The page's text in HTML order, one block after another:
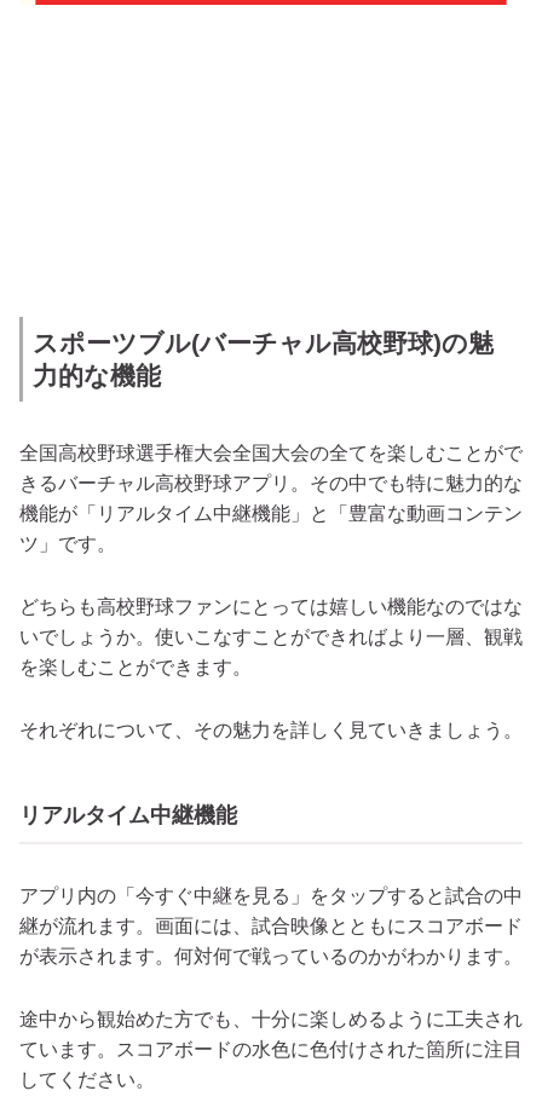
スポーツブル(バーチャル高校野球)の魅
力的な機能
全国高校野球選手権大会全国大会の全てを楽しむことがで
きるバーチャル高校野球アプリ。その中でも特に魅力的な
機能が「リアルタイム中継機能」と「豊富な動画コンテン
ツ」です。
どちらも高校野球ファンにとっては嬉しい機能なのではな
いでしょうか。使いこなすことができればより一層、観戦
を楽しむことができます。
それぞれについて、その魅力を詳しく見ていきましょう。
リアルタイム中継機能
アプリ内の「今すぐ中継を見る」をタップすると試合の中
継が流れます。画面には、試合映像とともにスコアボード
が表示されます。何対何で戦っているのかがわかります。
途中から観始めた方でも、十分に楽しめるように工夫され
ています。スコアボードの水色に色付けされた箇所に注目
してください。